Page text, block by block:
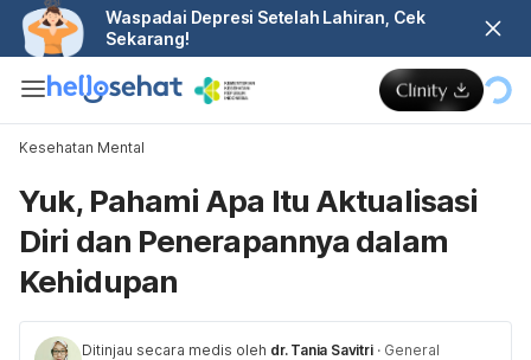
Waspadai Depresi Setelah Lahiran, Cek
Sekarang!
Kesehatan Mental
Yuk, Pahami Apa Itu Aktualisasi
Diri dan Penerapannya dalam
Kehidupan
Ditinjau secara medis oleh dr. Tania Savitri · General